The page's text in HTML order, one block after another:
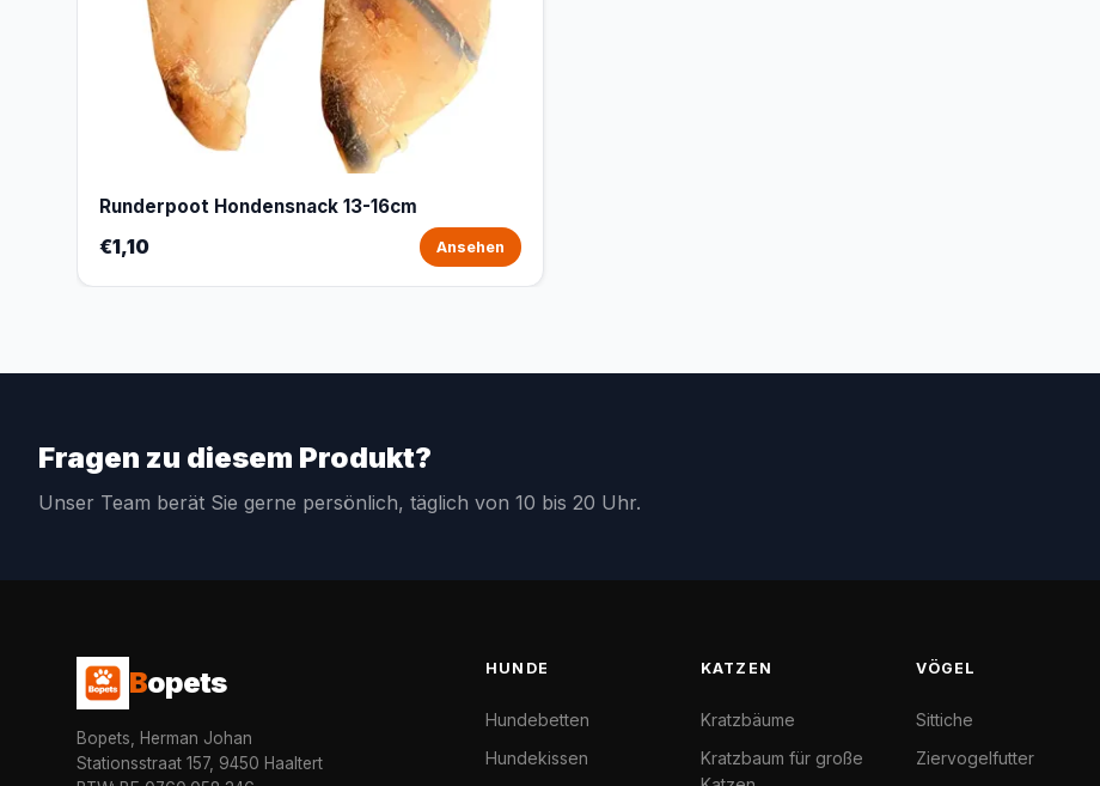
Runderpoot Hondensnack 13-16cm
€1,10 Ansehen
Fragen zu diesem Produkt?
Unser Team berät Sie gerne persönlich, täglich von 10 bis 20 Uhr.
Bopets
Bopets, Herman Johan
Stationsstraat 157, 9450 Haaltert
HUNDE
Hundebetten
Hundekissen
KATZEN
Kratzbäume
Kratzbaum für große
VÖGEL
Sittiche
Ziervogelfutter